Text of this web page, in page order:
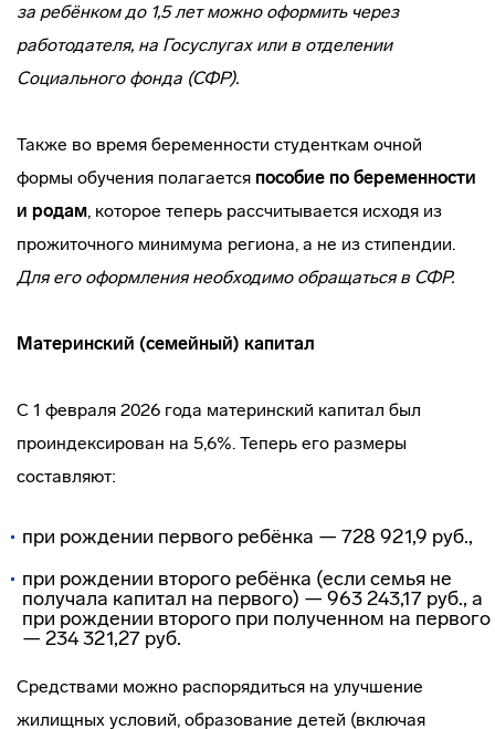
за ребёнком до 1,5 лет можно оформить через
работодателя, на Госуслугах или в отделении
Социального фонда (СФР).
Также во время беременности студенткам очной
формы обучения полагается пособие по беременности
и родам, которое теперь рассчитывается исходя из
прожиточного минимума региона, а не из стипендии.
Для его оформления необходимо обращаться в СФР.
Материнский (семейный) капитал
С 1 февраля 2026 года материнский капитал был
проиндексирован на 5,6%. Теперь его размеры
составляют:
при рождении первого ребёнка — 728 921,9 руб.,
при рождении второго ребёнка (если семья не
получала капитал на первого) — 963 243,17 руб., а
при рождении второго при полученном на первого
— 234 321,27 руб.
Средствами можно распорядиться на улучшение
жилищных условий, образование детей (включая